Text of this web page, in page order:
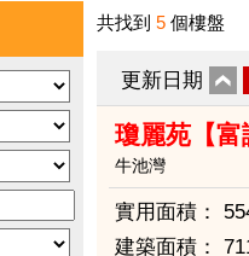
共找到 5 個樓盤
更新日期
瓊麗苑【富
牛池灣
實用面積：
建築面積：